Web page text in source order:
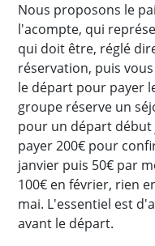
Nous proposons le
l'acompte, qui
qui doit être, réglé
réservation, puis
le départ pour payer
groupe réserve un
pour un départ
payer 200€ pour
janvier puis 50€ par
100€ en février, rien
mai. L'essentiel est
avant le départ.